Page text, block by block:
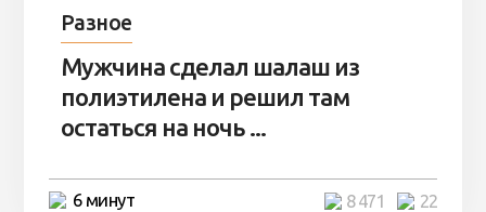
Разное
Мужчина сделал шалаш из
полиэтилена и решил там
остаться на ночь ...
6 минут 22
8 471